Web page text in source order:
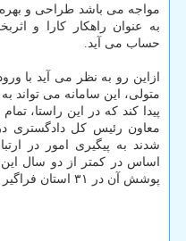
مواجه می باشد طراحی و بهره
به عنوان راهکار کارا و
حساب می آید.
ازاین رو به نظر می آید با
متولی، این سامانه می
پیدا کند که در این راستا،
معاون رئیس کل دادگستری
شدند به پیگیری امور در
اساس در کمتر از دو سال
پوشش آن در ۳۱ استان فراگیر شده است.